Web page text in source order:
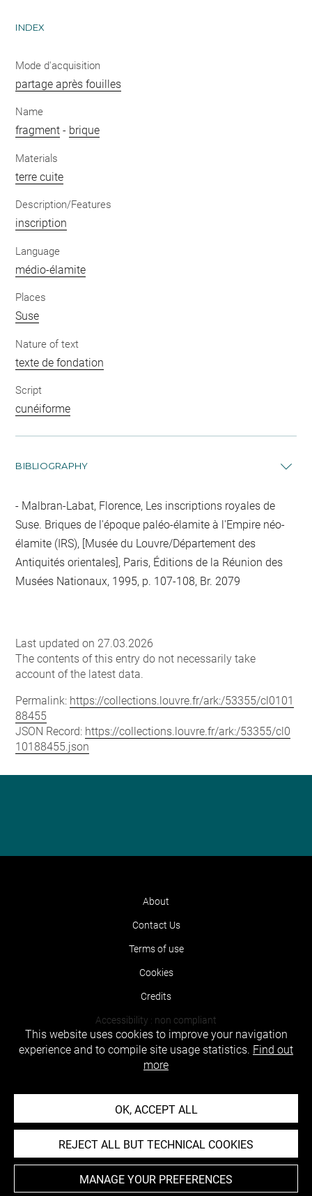
INDEX
Mode d'acquisition
partage après fouilles
Name
fragment - brique
Materials
terre cuite
Description/Features
inscription
Language
médio-élamite
Places
Suse
Nature of text
texte de fondation
Script
cunéiforme
BIBLIOGRAPHY
Malbran-Labat, Florence, Les inscriptions royales de
Suse. Briques de l'époque paléo-élamite à l'Empire néo-
élamite (IRS), [Musée du Louvre/Département des
Antiquités orientales], Paris, Éditions de la Réunion des
Musées Nationaux, 1995, p. 107-108, Br. 2079
Last updated on 27.03.2026
The contents of this entry do not necessarily take
account of the latest data.
Permalink: https://collections.louvre.fr/ark:/53355/cl0101
88455
JSON Record: https://collections.louvre.fr/ark:/53355/cl0
10188455.json
About
Contact Us
Terms of use
Cookies
Credits
Accessibility : non compliant
This website uses cookies to improve your navigation
experience and to compile site usage statistics. Find out
more
OK, ACCEPT ALL
REJECT ALL BUT TECHNICAL COOKIES
MANAGE YOUR PREFERENCES